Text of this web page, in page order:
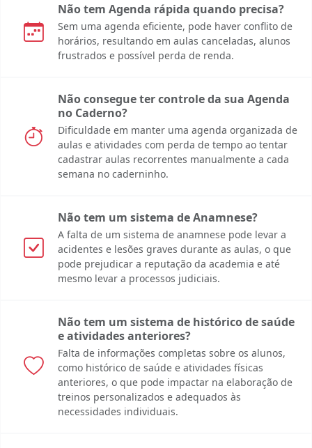
Não tem Agenda rápida quando precisa?
Sem uma agenda eficiente, pode haver conflito de
horários, resultando em aulas canceladas, alunos
frustrados e possível perda de renda.
Não consegue ter controle da sua Agenda
no Caderno?
Dificuldade em manter uma agenda organizada de
aulas e atividades com perda de tempo ao tentar
cadastrar aulas recorrentes manualmente a cada
semana no caderninho.
Não tem um sistema de Anamnese?
A falta de um sistema de anamnese pode levar a
acidentes e lesões graves durante as aulas, o que
pode prejudicar a reputação da academia e até
mesmo levar a processos judiciais.
Não tem um sistema de histórico de saúde
e atividades anteriores?
Falta de informações completas sobre os alunos,
como histórico de saúde e atividades físicas
anteriores, o que pode impactar na elaboração de
treinos personalizados e adequados às
necessidades individuais.